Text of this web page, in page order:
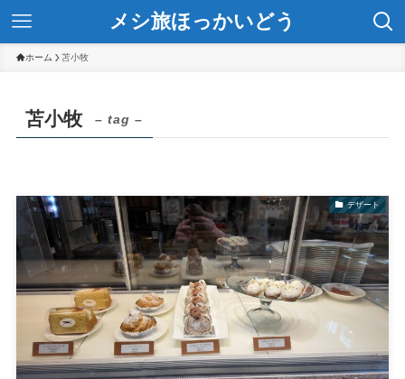
メシ旅ほっかいどう
ホーム 苫小牧
苫小牧 – tag –
デザート